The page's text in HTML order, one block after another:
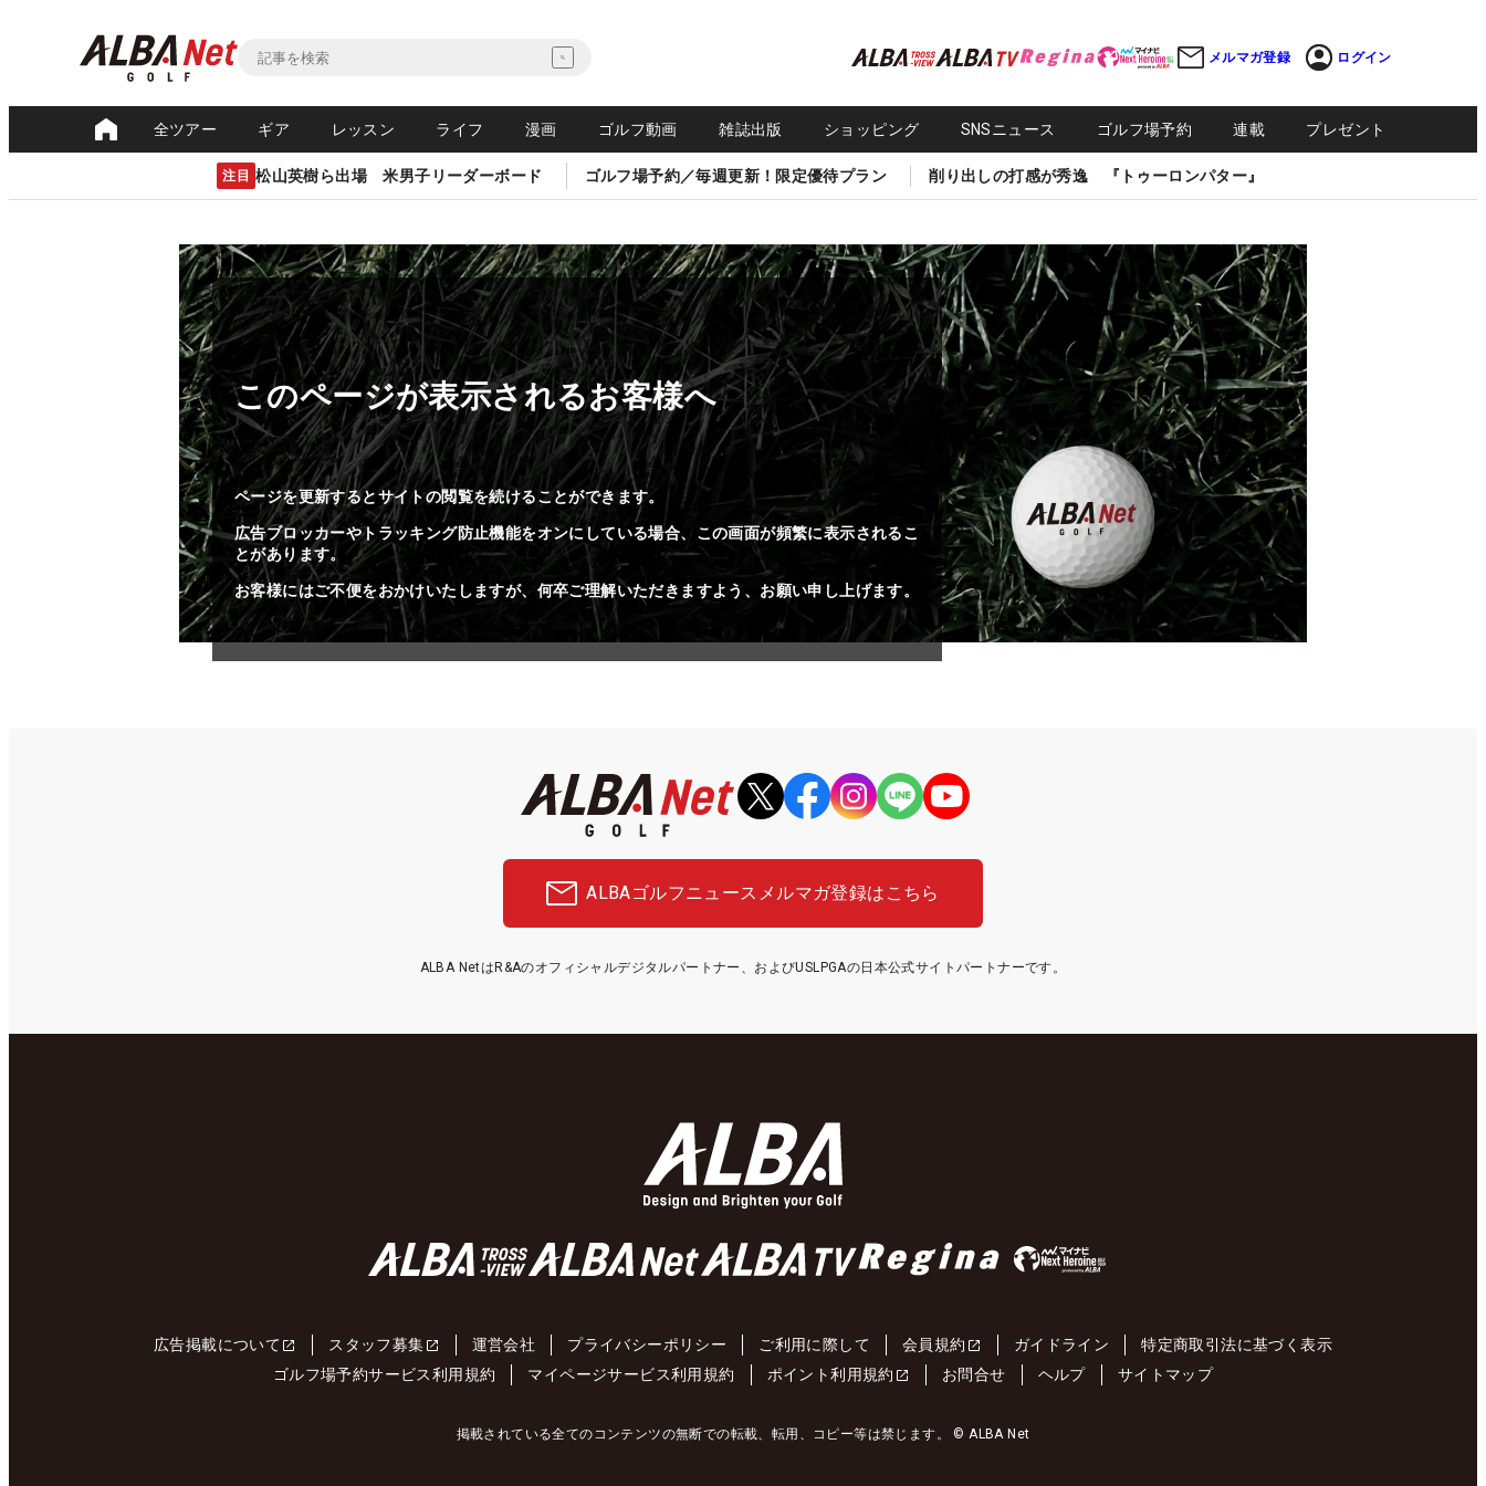
メルマガ登録 ログイン
全ツアー ギア レッスン ライフ 漫画 ゴルフ動画 雑誌出版 ショッピング SNSニュース ゴルフ場予約 連載 プレゼント
注目 松山英樹ら出場 米男子リーダーボード ゴルフ場予約／毎週更新！限定優待プラン 削り出しの打感が秀逸 『トゥーロンパター』
このページが表示されるお客様へ
ページを更新するとサイトの閲覧を続けることができます。
広告ブロッカーやトラッキング防止機能をオンにしている場合、この画面が頻繁に表示されるこ
とがあります。
お客様にはご不便をおかけいたしますが、何卒ご理解いただきますよう、お願い申し上げます。
ALBAゴルフニュース メルマガ登録はこちら
ALBA NetはR&Aのオフィシャルデジタルパートナー、およびUSLPGAの日本公式サイトパートナーです。
広告掲載について スタッフ募集 運営会社 プライバシーポリシー ご利用に際して 会員規約 ガイドライン
特定商取引法に基づく表示
ゴルフ場予約サービス利用規約
マイページサービス利用規約 ポイント利用規約 お問合せ ヘルプ サイトマップ
掲載されている全てのコンテンツの無断での転載、転用、コピー等は禁じます。 © ALBA Net